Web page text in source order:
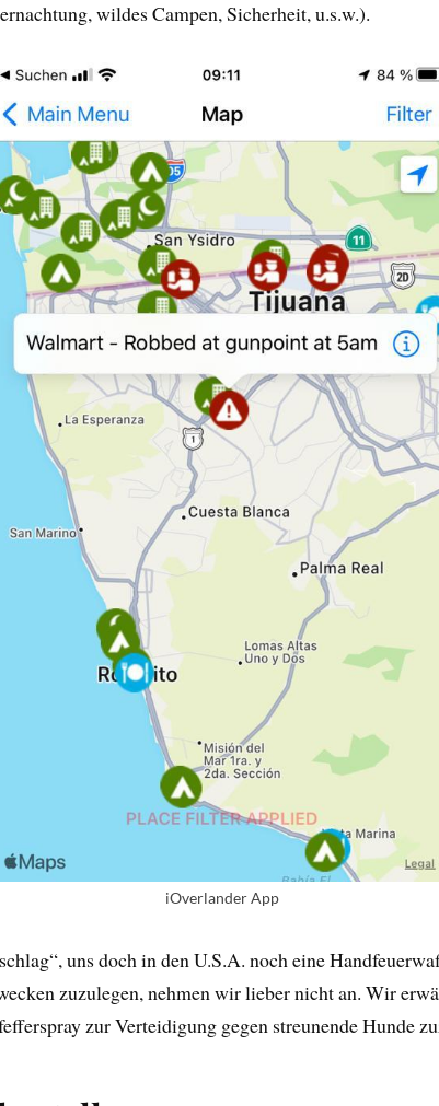
wildes Campen, Sicherheit, u.s.w.).
iOverlander App
uns doch in den U.S.A. noch eine
zuzulegen, nehmen wir lieber nicht an. Wir
zur Verteidigung gegen streunende Hunde